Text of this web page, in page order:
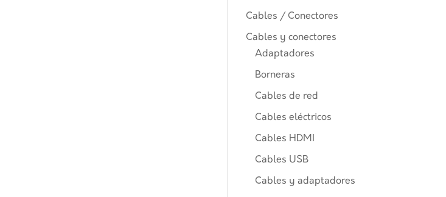
Cables / Conectores
Cables y conectores
Adaptadores
Borneras
Cables de red
Cables eléctricos
Cables HDMI
Cables USB
Cables y adaptadores